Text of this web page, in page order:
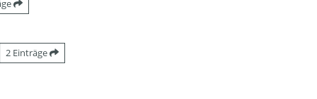
2 Einträge